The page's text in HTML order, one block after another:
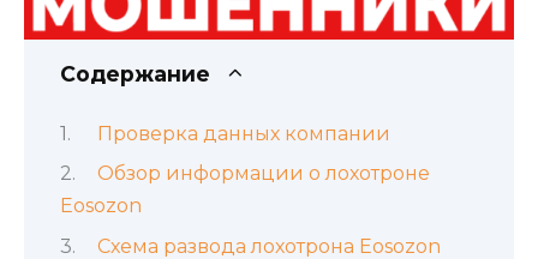
Содержание
Проверка данных компании
Обзор информации о лохотроне
Eosozon
Схема развода лохотрона Eosozon